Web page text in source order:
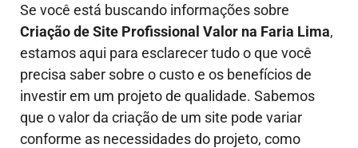
Se você está buscando informações sobre
Criação de Site Profissional Valor na Faria Lima,
estamos aqui para esclarecer tudo o que você
precisa saber sobre o custo e os benefícios de
investir em um projeto de qualidade. Sabemos
que o valor da criação de um site pode variar
conforme as necessidades do projeto, como